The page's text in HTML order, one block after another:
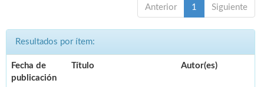
Anterior 1 Siguiente
Resultados por ítem:
Fecha de
publicación
Título Autor(es)